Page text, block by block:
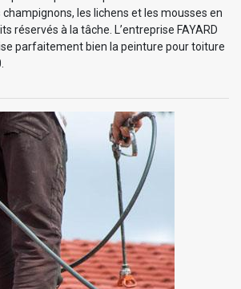
les lichens et les mousses en
réservés à la tâche. L’entreprise FAYARD
parfaitement bien la peinture pour toiture